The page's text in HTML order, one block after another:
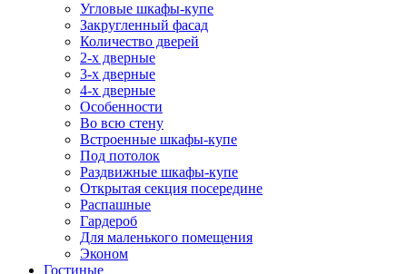
Угловые шкафы-купе
Закругленный фасад
Количество дверей
2-х дверные
3-х дверные
4-х дверные
Особенности
Во всю стену
Встроенные шкафы-купе
Под потолок
Раздвижные шкафы-купе
Открытая секция посередине
Распашные
Гардероб
Для маленького помещения
Эконом
Гостиные